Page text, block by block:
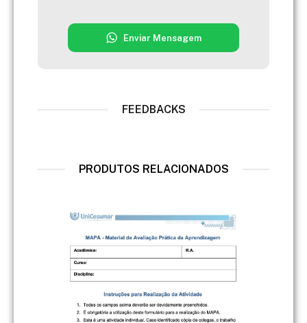
Enviar Mensagem
FEEDBACKS
PRODUTOS RELACIONADOS